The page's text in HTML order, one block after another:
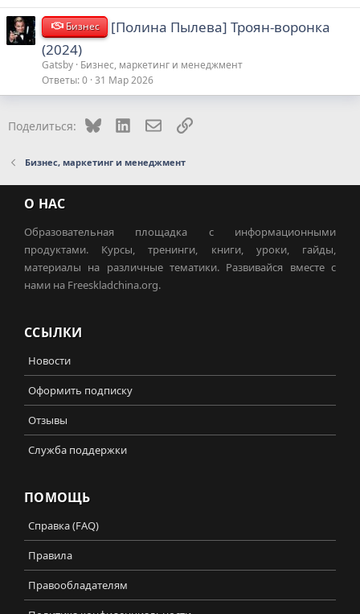
Бизнес
[Полина Пылева] Троян-воронка
(2024)
Gatsby Бизнес, маркетинг и менеджмент
Ответы 0 31 Мар 2026
Поделиться: Bluesky LinkedInЭлектронная почта
Ссылка
Бизнес, маркетинг и менеджмент
О НАС
Образовательная площадка с информационными
продуктами. Курсы, тренинги, книги, уроки, гайды,
материалы на различные тематики. Развивайся вместе с
нами на Freeskladchina.org.
ССЫЛКИ
Новости
Оформить подписку
Отзывы
Служба поддержки
ПОМОЩЬ
Справка (FAQ)
Правила
Правообладателям